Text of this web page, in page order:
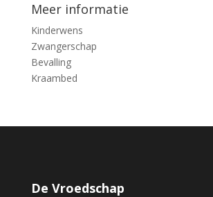
Meer informatie
Kinderwens
Zwangerschap
Bevalling
Kraambed
De Vroedschap